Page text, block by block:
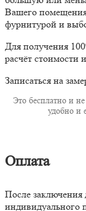
Вашего
фурнитурой и
Для получения
расчёт стоимости
Записаться на
Это бесплатно и
удобно и
Оплата
После заключения
индивидуального